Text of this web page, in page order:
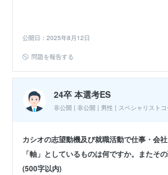
公開日：2025年8月12日
問題を報告する
24卒 本選考ES
非公開 | 非公開 | 男性 | スペシャリストコ
カシオの志望動機及び就職活動で仕事・会
「軸」としているものは何ですか。またそ
(500字以内)